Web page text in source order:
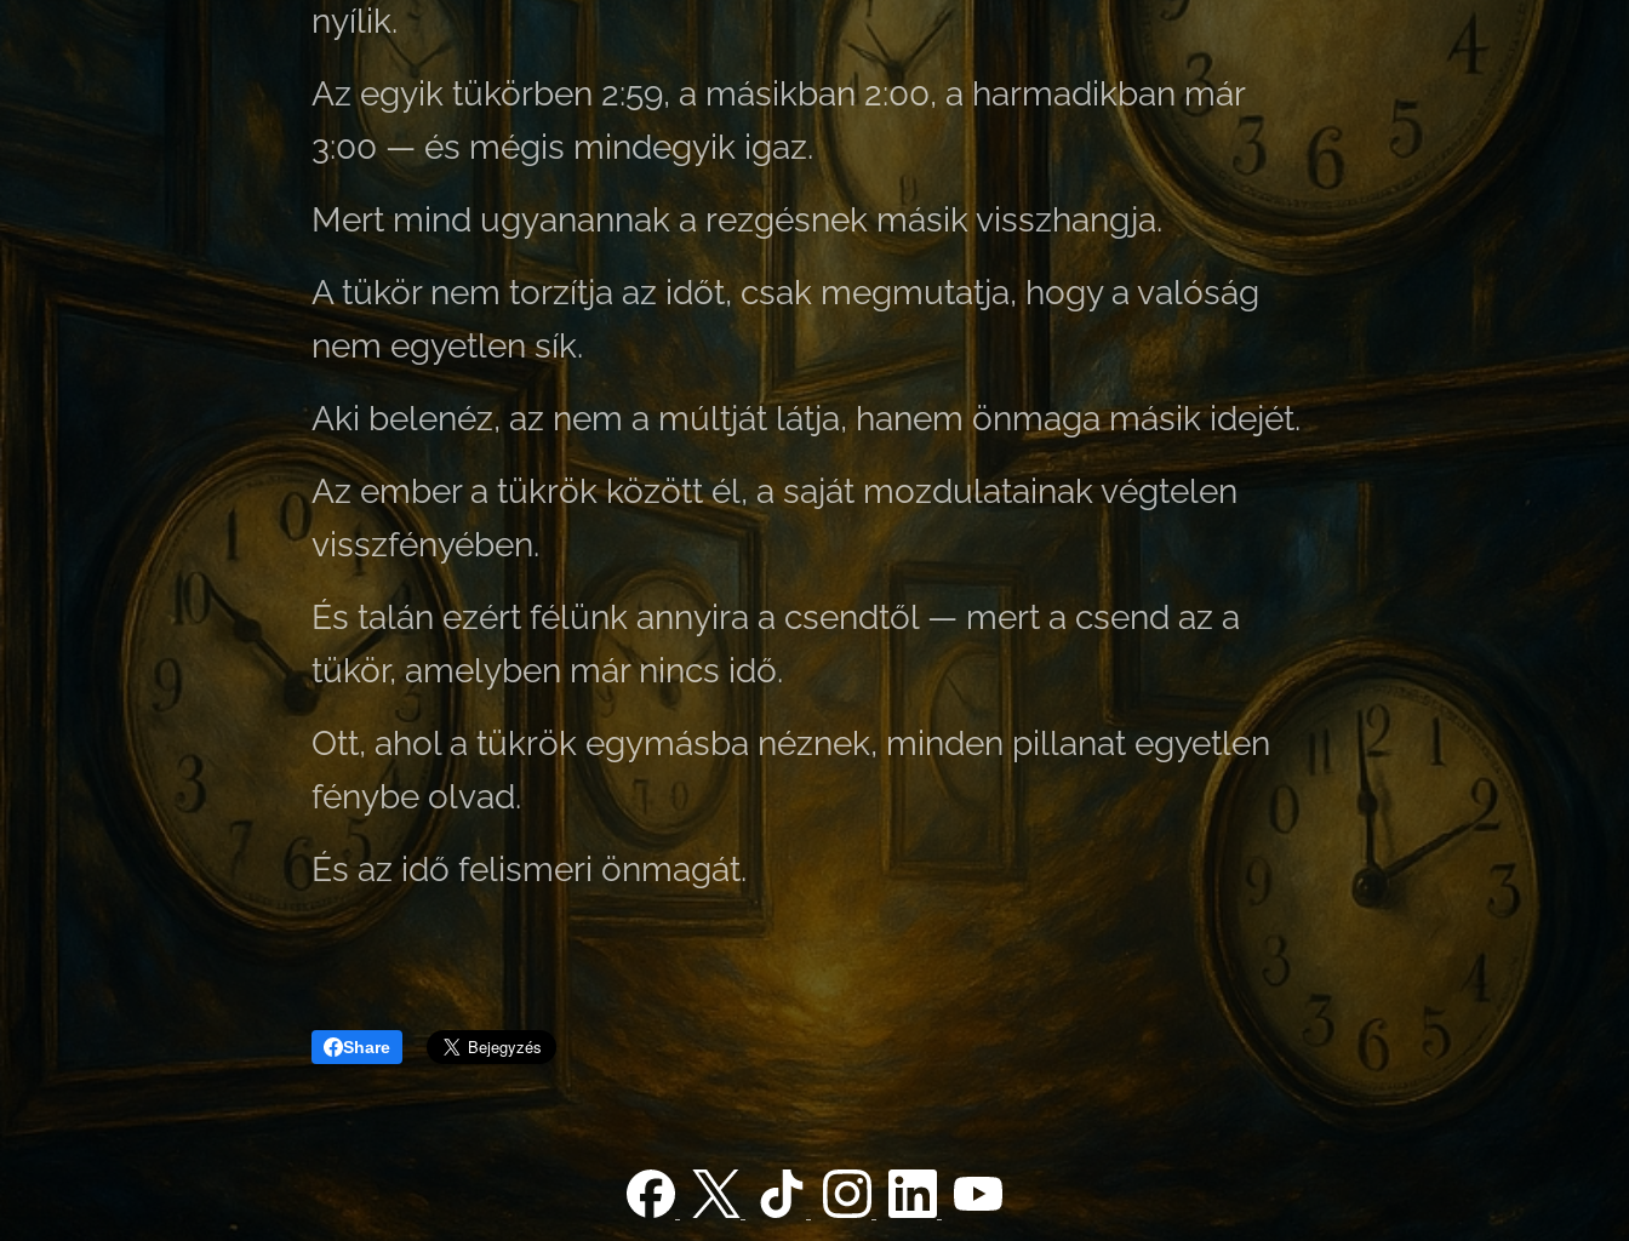
nyílik.
Az egyik tükörben 2:59, a másikban 2:00, a harmadikban már
3:00 — és mégis mindegyik igaz.
Mert mind ugyanannak a rezgésnek másik visszhangja.
A tükör nem torzítja az időt, csak megmutatja, hogy a valóság
nem egyetlen sík.
Aki belenéz, az nem a múltját látja,hanem önmaga másik idejét.
Az ember a tükrök között él, a saját mozdulatainak végtelen
visszfényében.
És talán ezért félünk annyira a csendtől — mert a csend az a
tükör, amelyben már nincs idő.
Ott, ahol a tükrök egymásba néznek, minden pillanat egyetlen
fénybe olvad.
És az idő felismeri önmagát.
Share